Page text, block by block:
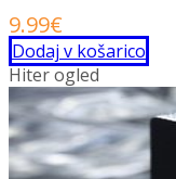
9.99€
Dodaj v košarico
Hiter ogled